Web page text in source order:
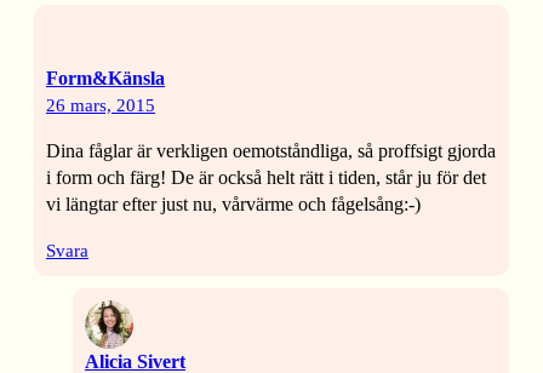
Form&Känsla
26 mars, 2015
Dina fåglar är verkligen oemotståndliga, så proffsigt gjorda
i form och färg! De är också helt rätt i tiden, står ju för det
vi längtar efter just nu, vårvärme och fågelsång:-)
Svara
Alicia Sivert